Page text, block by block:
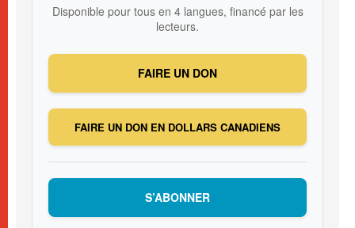
Disponible pour tous en 4 langues, financé par les
lecteurs.
FAIRE UN DON
FAIRE UN DON EN DOLLARS CANADIENS
S’ABONNER